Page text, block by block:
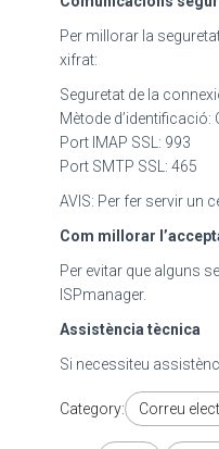
Per millorar la
xifrat:
Seguretat de la
Mètode
Port IMAP SSL: 993
Port SMTP SSL: 465
AVIS: Per fer servir un
Com millorar
Per evitar que alguns
ISPmanager.
Assistència tècnica
Si necessiteu
Category: Correu